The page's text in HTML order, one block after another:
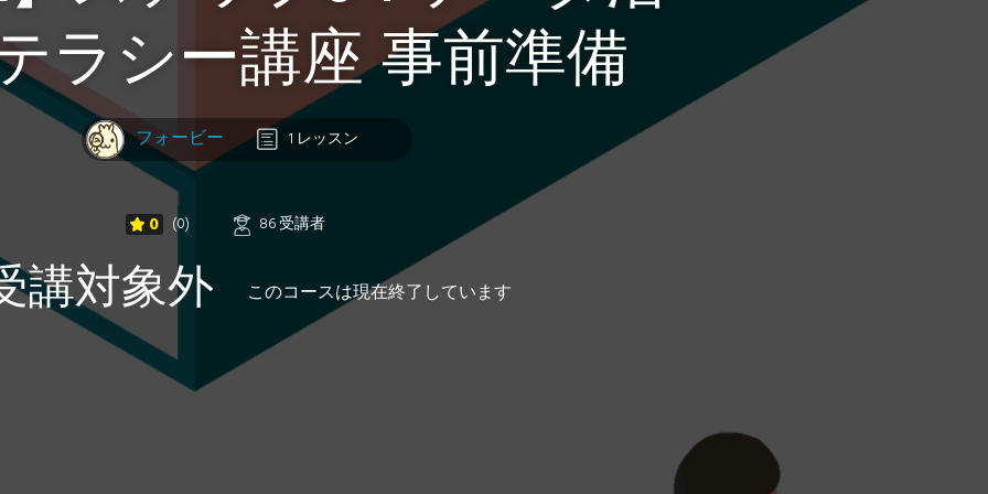
ラシー講座 事前準備
フォービー 1 レッスン
0 (0) 86 受講者
講対象外 このコースは現在終了しています